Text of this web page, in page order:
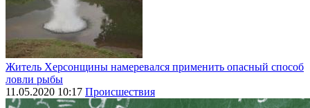
Житель Херсонщины намеревался применить опасный способ
ловли рыбы
11.05.2020 10:17 Происшествия